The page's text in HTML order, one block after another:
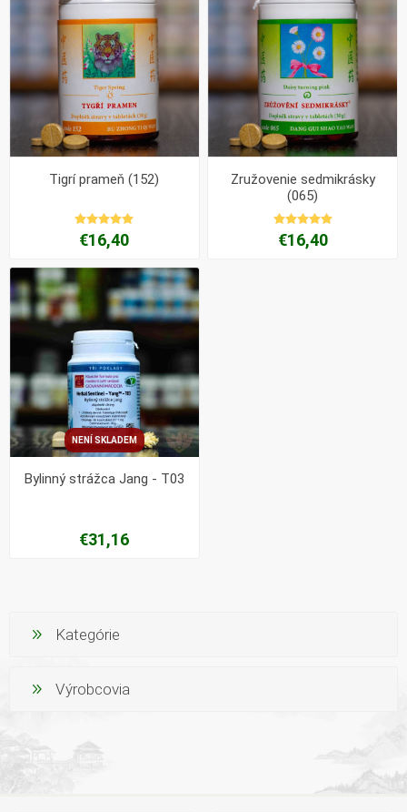
Tigrí prameň (152)
€16,40
Zružovenie sedmikrásky
(065)
€16,40
NENÍ SKLADEM
Bylinný strážca Jang - T03
€31,16
Kategórie
Výrobcovia